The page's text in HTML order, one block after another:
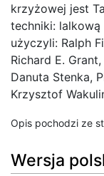
krzyżowej jest
techniki: lalkową
użyczyli: Ralph
Richard E.
Danuta Stenka,
Krzysztof
Opis pochodzi ze
Wersja